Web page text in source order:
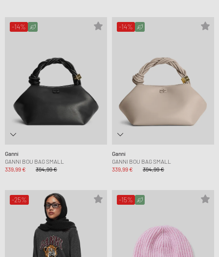
-14%
Ganni
GANNI BOU BAG SMALL
339,99 €
394,99 €
-14%
Ganni
GANNI BOU BAG SMALL
339,99 €
394,99 €
-25% -15%